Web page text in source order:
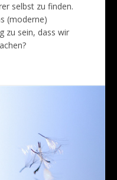
selbst zu finden.
(moderne)
zu sein, dass wir